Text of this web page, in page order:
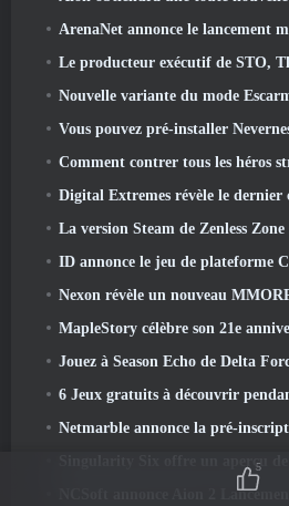
ArenaNet annonce le lancement
Le producteur exécutif de STO, Thomas Marrone, et le directeur créatif de Neverwinter,
Nouvelle variante du mode Escarmouche
Vous pouvez pré-installer
Comment contrer tous les héros
Digital Extremes révèle le dernier chapitre narratif de
La version Steam de Zenless Zone Zero annoncée
ID annonce le jeu de plateforme Cozy Party Totopia lors de
Nexon révèle un nouveau MMORPG isométrique
MapleStory célèbre son 21e anniversaire avec «
Jouez à Season Echo de Delta
6 Jeux gratuits à découvrir
Netmarble annonce la pré-inscription pour la version mondiale
Singularity Six offre un aperçu de la prochaine grande
NCSoft annonce Aion 2 Lancement
5